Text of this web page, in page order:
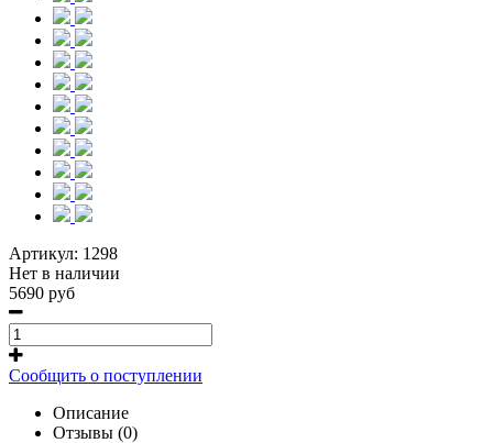
Артикул: 1298
Нет в наличии
5690 руб
Сообщить о поступлении
Описание
Отзывы (0)